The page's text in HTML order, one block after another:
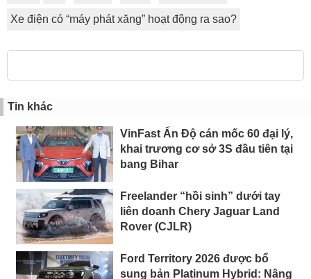
Xe điện có “máy phát xăng” hoạt động ra sao?
Tin khác
VinFast Ấn Độ cán mốc 60 đại lý,
khai trương cơ sở 3S đầu tiên tại
bang Bihar
Freelander “hồi sinh” dưới tay
liên doanh Chery Jaguar Land
Rover (CJLR)
Ford Territory 2026 được bổ
sung bản Platinum Hybrid: Nâng